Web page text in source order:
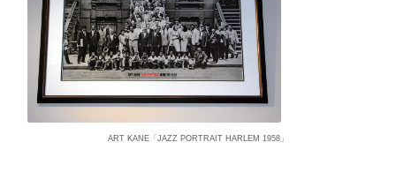
ART KANE「JAZZ PORTRAIT HARLEM 1958」